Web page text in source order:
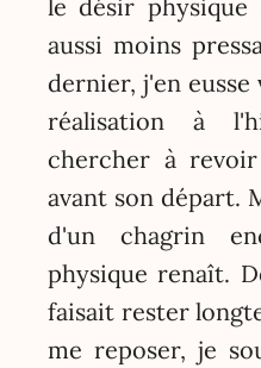
le désir
aussi moins
dernier, j'en
réalisation à
chercher à
avant son départ.
d'un chagrin
physique renaît.
faisait rester
me reposer, je